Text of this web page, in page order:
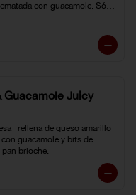
con guacamole. Sólo
Guacamole Juicy
rellena de queso amarillo
guacamole y bits de
brioche.